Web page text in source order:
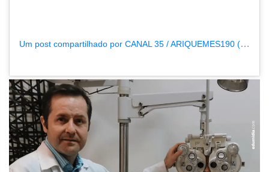
Um post compartilhado por CANAL 35 / ARIQUEMES190 (@tvpcanal35)